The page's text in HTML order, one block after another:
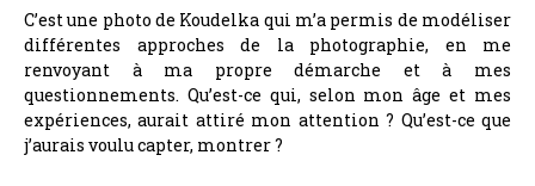
C’est une photo de Koudelka qui m’a permis de modéliser
différentes approches de la photographie, en me
renvoyant à ma propre démarche et à mes
questionnements. Qu’est-ce qui, selon mon âge et mes
expériences, aurait attiré mon attention ? Qu’est-ce que
j’aurais voulu capter, montrer ?